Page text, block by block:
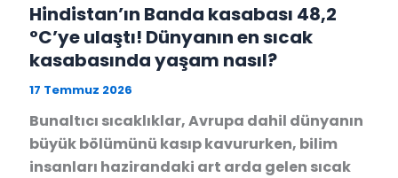
Hindistan’ın Banda kasabası 48,2
°C’ye ulaştı! Dünyanın en sıcak
kasabasında yaşam nasıl?
17 Temmuz 2026
Bunaltıcı sıcaklıklar, Avrupa dahil dünyanın
büyük bölümünü kasıp kavururken, bilim
insanları hazirandaki art arda gelen sıcak